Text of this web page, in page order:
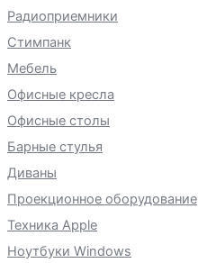
Радиоприемники
Стимпанк
Мебель
Офисные кресла
Офисные столы
Барные стулья
Диваны
Проекционное оборудование
Техника Apple
Ноутбуки Windows